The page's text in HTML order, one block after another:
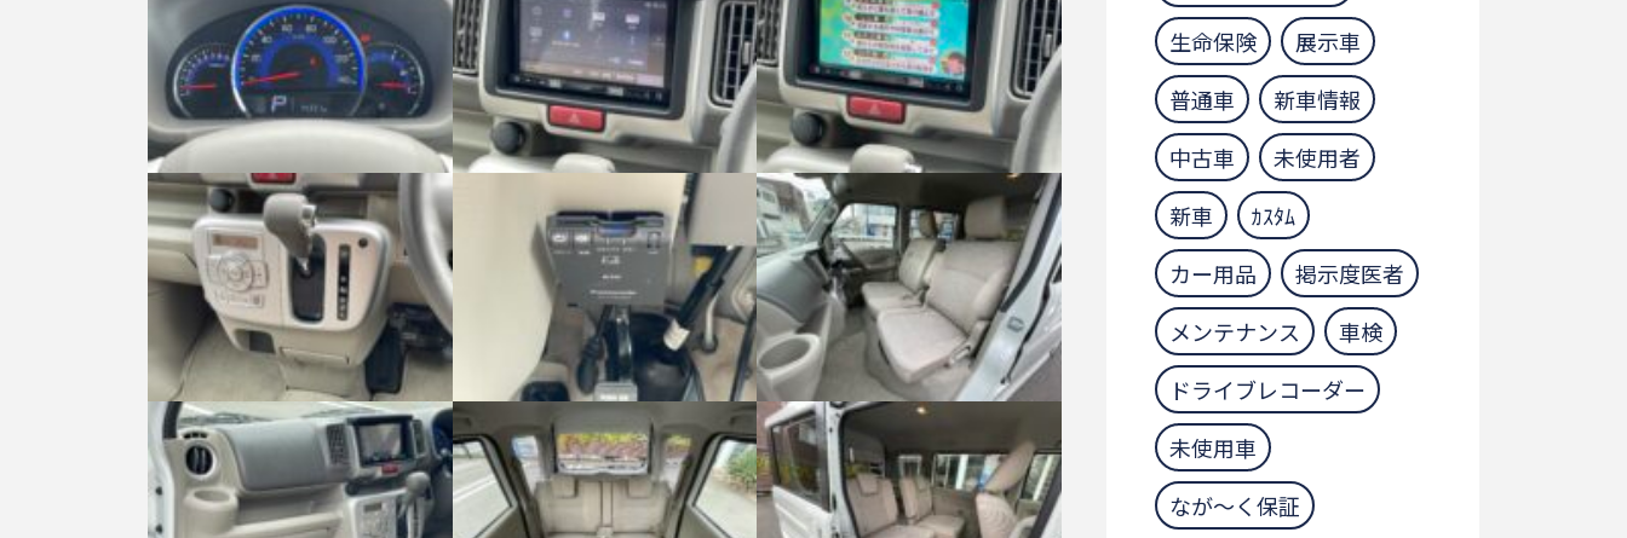
生命保険
展示車
普通車
新車情報
中古車
未使用者
新車
ｶｽﾀﾑ
カー用品
掲示度医者
メンテナンス
車検
ドライブレコーダー
未使用車
なが～く保証